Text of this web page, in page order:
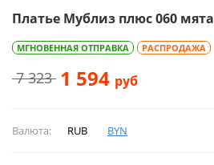
Платье Мублиз плюс 060 мята
МГНОВЕННАЯ ОТПРАВКА РАСПРОДАЖА
7 323 1 594 руб
Валюта: RUB BYN